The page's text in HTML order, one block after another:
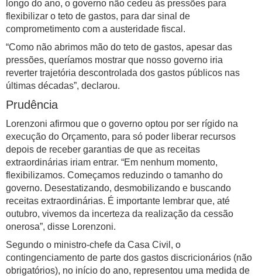
longo do ano, o governo não cedeu às pressões para
flexibilizar o teto de gastos, para dar sinal de
comprometimento com a austeridade fiscal.
“Como não abrimos mão do teto de gastos, apesar das
pressões, queríamos mostrar que nosso governo iria
reverter trajetória descontrolada dos gastos públicos nas
últimas décadas”, declarou.
Prudência
Lorenzoni afirmou que o governo optou por ser rígido na
execução do Orçamento, para só poder liberar recursos
depois de receber garantias de que as receitas
extraordinárias iriam entrar. “Em nenhum momento,
flexibilizamos. Começamos reduzindo o tamanho do
governo. Desestatizando, desmobilizando e buscando
receitas extraordinárias. É importante lembrar que, até
outubro, vivemos da incerteza da realização da cessão
onerosa”, disse Lorenzoni.
Segundo o ministro-chefe da Casa Civil, o
contingenciamento de parte dos gastos discricionários (não
obrigatórios), no início do ano, representou uma medida de